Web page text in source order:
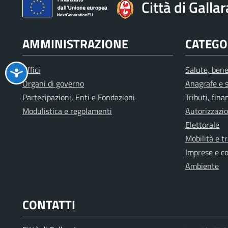
Città di
AMMINISTRAZIONE
Uffici
Organi di governo
Partecipazioni, Enti e Fondazioni
Modulistica e regolamenti
Salute,
Anagrafe e
Tributi,
Elettorale
Mobilità e
Imprese e
Ambiente
CONTATTI